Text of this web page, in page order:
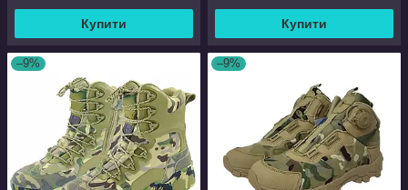
Купити Купити
–9% –9%